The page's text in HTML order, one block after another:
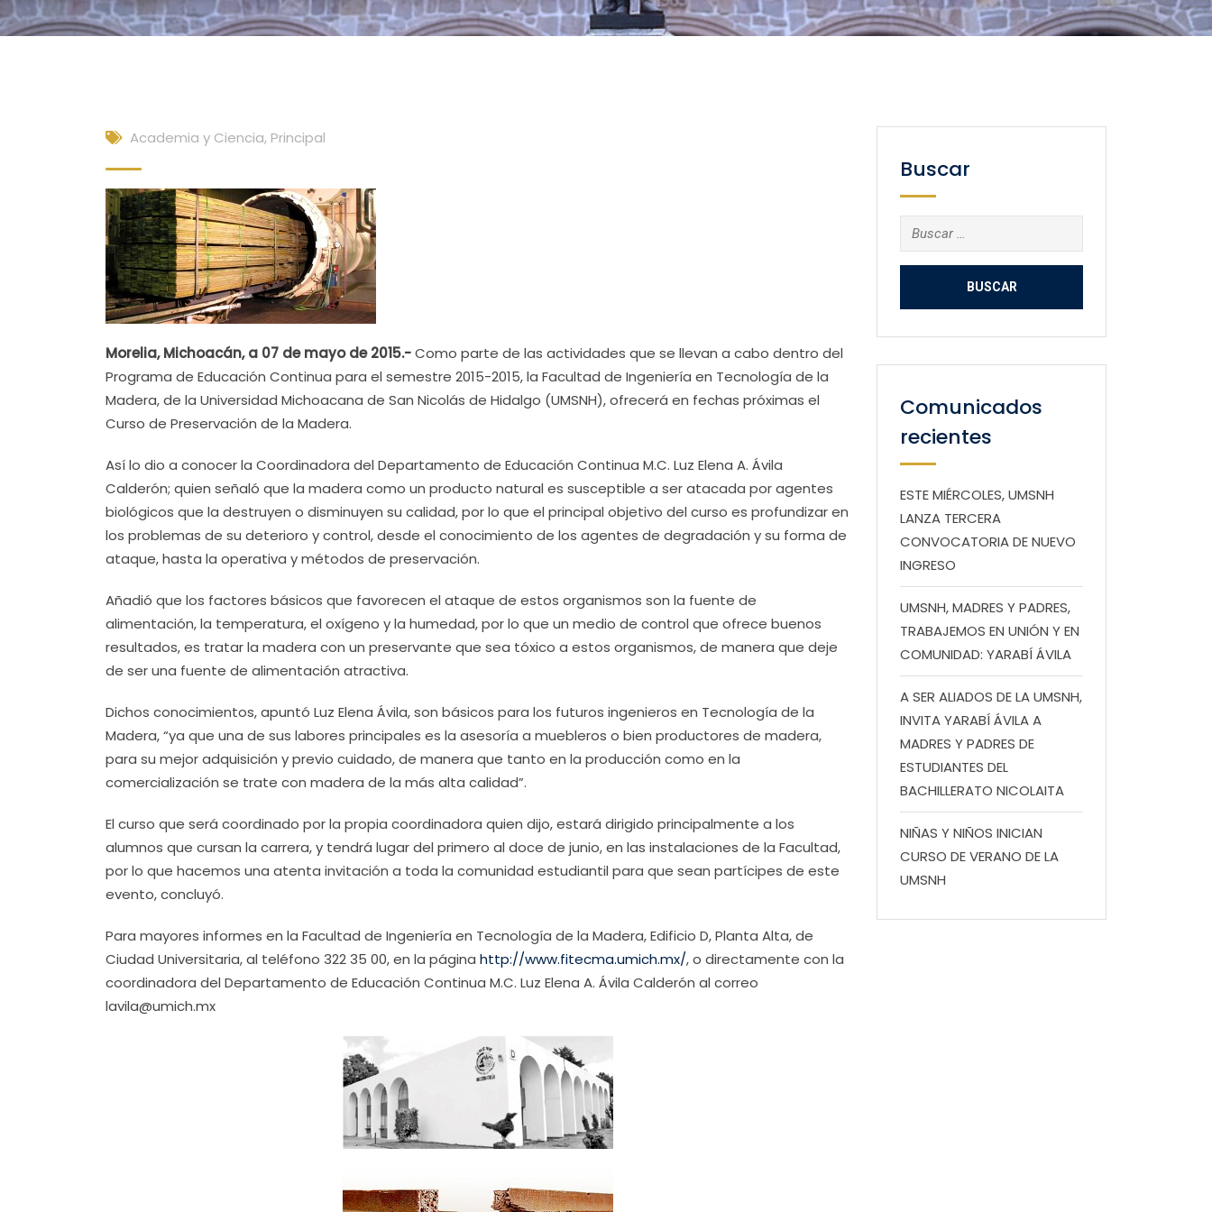
Academia y Ciencia, Principal
Morelia, Michoacán, a 07 de mayo de 2015.-Como parte de las actividades que se llevan a cabo dentro del
Programa de Educación Continua para el semestre 2015-2015, la Facultad de Ingeniería en Tecnología de la
Madera, de la Universidad Michoacana de San Nicolás de Hidalgo (UMSNH), ofrecerá en fechas próximas el
Curso de Preservación de la Madera.
Así lo dio a conocer la Coordinadora del Departamento de Educación Continua M.C. Luz Elena A. Ávila
Calderón; quien señaló que la madera como un producto natural es susceptible a ser atacada por agentes
biológicos que la destruyen o disminuyen su calidad, por lo que el principal objetivo del curso es profundizar en
los problemas de su deterioro y control, desde el conocimiento de los agentes de degradación y su forma de
ataque, hasta la operativa y métodos de preservación.
Añadió que los factores básicos que favorecen el ataque de estos organismos son la fuente de
alimentación, la temperatura, el oxígeno y la humedad, por lo que un medio de control que ofrece buenos
resultados, es tratar la madera con un preservante que sea tóxico a estos organismos, de manera que deje
de ser una fuente de alimentación atractiva.
Dichos conocimientos, apuntó Luz Elena Ávila, son básicos para los futuros ingenieros en Tecnología de la
Madera, “ya que una de sus labores principales es la asesoría a muebleros o bien productores de madera,
para su mejor adquisición y previo cuidado, de manera que tanto en la producción como en la
comercialización se trate con madera de la más alta calidad”.
El curso que será coordinado por la propia coordinadora quien dijo, estará dirigido principalmente a los
alumnos que cursan la carrera, y tendrá lugar del primero al doce de junio, en las instalaciones de la Facultad,
por lo que hacemos una atenta invitación a toda la comunidad estudiantil para que sean partícipes de este
evento, concluyó.
Para mayores informes en la Facultad de Ingeniería en Tecnología de la Madera, Edificio D, Planta Alta, de
Ciudad Universitaria, al teléfono 322 35 00, en la página http://www.fitecma.umich.mx/, o directamente con la
coordinadora del Departamento de Educación Continua M.C. Luz Elena A. Ávila Calderón al correo
lavila@umich.mx
Buscar
Buscar:
Comunicados
recientes
ESTE MIÉRCOLES, UMSNH
LANZA TERCERA
CONVOCATORIA DE NUEVO
INGRESO
UMSNH, MADRES Y PADRES,
TRABAJEMOS EN UNIÓN Y EN
COMUNIDAD: YARABÍ ÁVILA
A SER ALIADOS DE LA UMSNH,
INVITA YARABÍ ÁVILA A
MADRES Y PADRES DE
ESTUDIANTES DEL
BACHILLERATO NICOLAITA
NIÑAS Y NIÑOS INICIAN
CURSO DE VERANO DE LA
UMSNH